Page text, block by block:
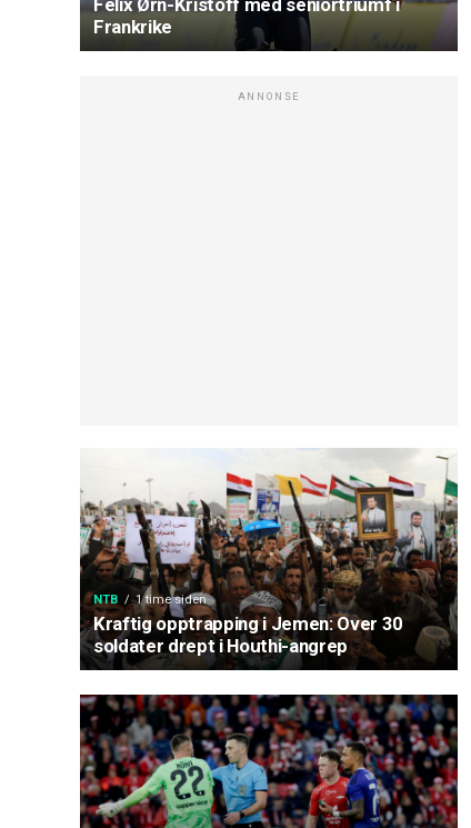
Felix Ørn-Kristoff med seniortriumf i
Frankrike
ANNONSE
NTB 1 time siden
Kraftig opptrapping i Jemen: Over 30
soldater drept i Houthi-angrep